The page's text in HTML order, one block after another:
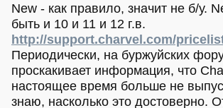
New - как правило, значит не б/у.
быть и 10 и 11 и 12 г.в.
http://support.charvel.com/
Периодически, на буржуйских
проскакивает информация, что
настоящее время больше не
знаю, насколько это достоверно.